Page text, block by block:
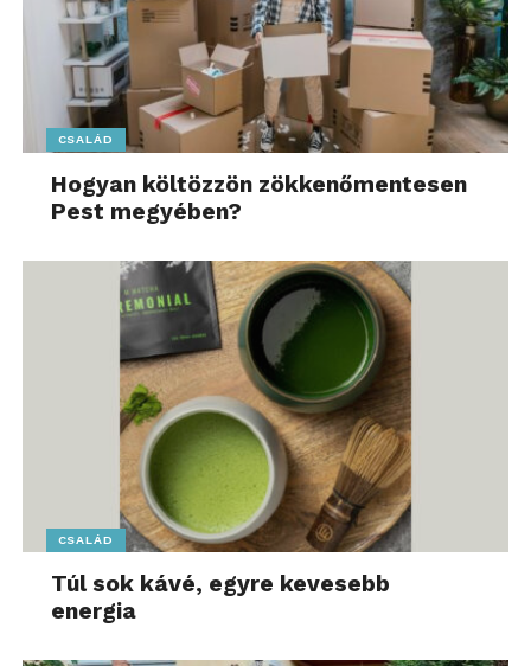
CSALÁD
Hogyan költözzön zökkenőmentesen
Pest megyében?
CSALÁD
Túl sok kávé, egyre kevesebb
energia